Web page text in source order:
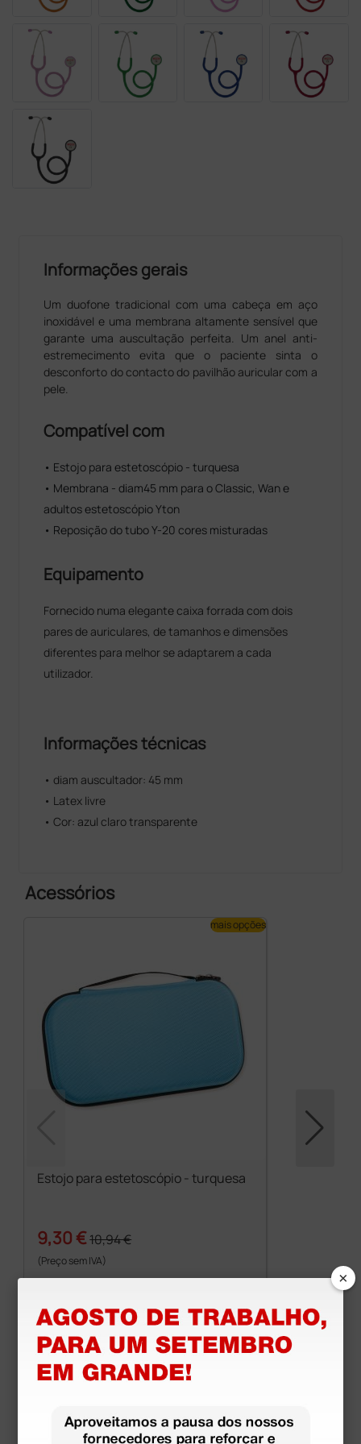
Informações gerais
Um duofone tradicional com uma cabeça em aço
inoxidável e uma membrana altamente sensível que
garante uma auscultação perfeita. Um anel anti-
estremecimento evita que o paciente sinta o
desconforto do contacto do pavilhão auricular com a
pele.
Compatível com
• Estojo para estetoscópio - turquesa
• Membrana - diam45 mm para o Classic, Wan e
adultos estetoscópio Yton
• Reposição do tubo Y-20 cores misturadas
Equipamento
Fornecido numa elegante caixa forrada com dois
pares de auriculares, de tamanhos e dimensões
diferentes para melhor se adaptarem a cada
utilizador.
Informações técnicas
• diam auscultador: 45 mm
• Latex livre
• Cor: azul claro transparente
Acessórios
Estojo para estetoscópio - turquesa
9,30 €10,94 €
(Preço sem IVA)
mais opções
Produtos similares
×